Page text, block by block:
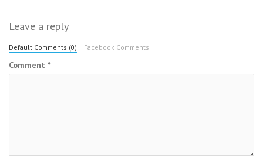
Leave a reply
Default Comments (0) Facebook Comments
Comment *